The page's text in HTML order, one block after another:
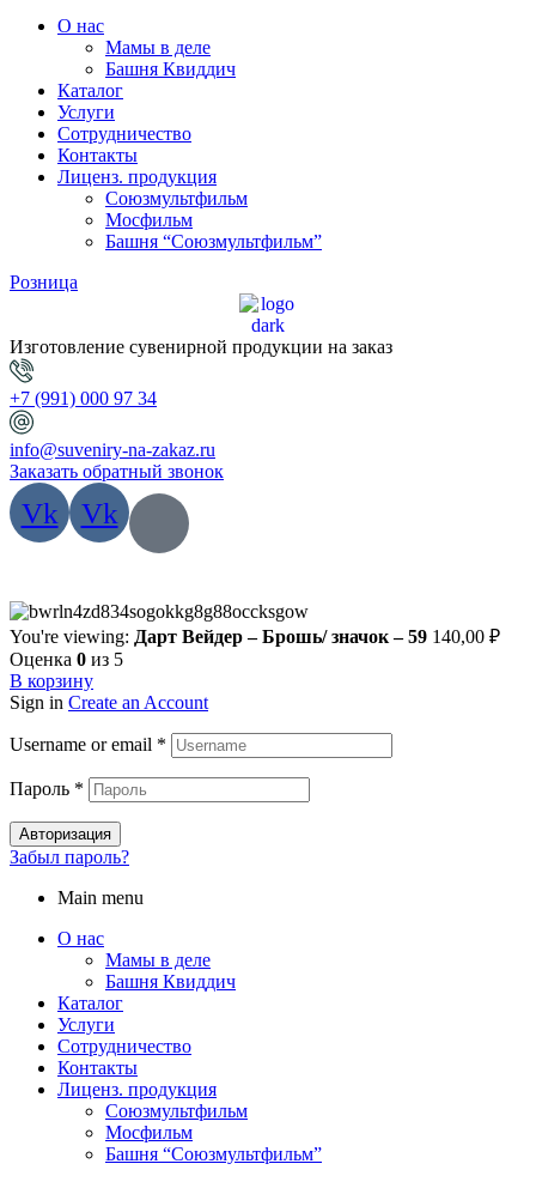
О нас
Мамы в деле
Башня Квиддич
Каталог
Услуги
Сотрудничество
Контакты
Лиценз. продукция
Союзмультфильм
Мосфильм
Башня “Союзмультфильм”
Розница
Изготовление сувенирной продукции на заказ
+7 (991) 000 97 34
info@suveniry-na-zakaz.ru
Заказать обратный звонок
Vk Vk
You're viewing: Дарт Вейдер – Брошь/ значок – 59 140,00 ₽
Оценка 0 из 5
В корзину
Sign in Create an Account
Username or email *
Пароль *
Авторизация
Забыл пароль?
Main menu
О нас
Мамы в деле
Башня Квиддич
Каталог
Услуги
Сотрудничество
Контакты
Лиценз. продукция
Союзмультфильм
Мосфильм
Башня “Союзмультфильм”